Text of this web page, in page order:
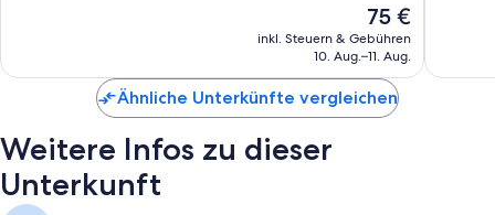
Der
Preis
beträgt
75 €
inkl. Steuern & Gebühren
10. Aug.–11. Aug.
Ähnliche Unterkünfte vergleichen
Weitere Infos zu dieser
Unterkunft